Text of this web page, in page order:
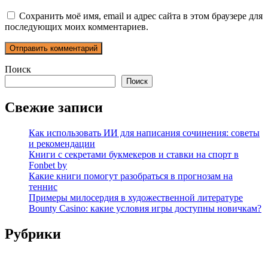
Сохранить моё имя, email и адрес сайта в этом браузере для
последующих моих комментариев.
Поиск
Поиск
Свежие записи
Как использовать ИИ для написания сочинения: советы
и рекомендации
Книги с секретами букмекеров и ставки на спорт в
Fonbet by
Какие книги помогут разобраться в прогнозам на
теннис
Примеры милосердия в художественной литературе
Bounty Casino: какие условия игры доступны новичкам?
Рубрики